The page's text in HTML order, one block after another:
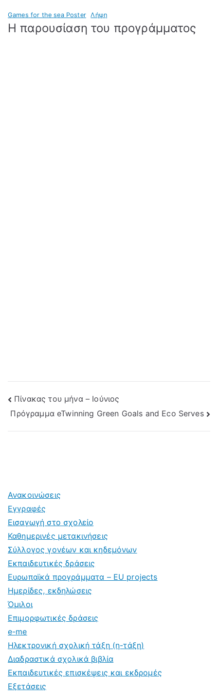
Games for the sea Poster Λήψη
Η παρουσίαση του προγράμματος
Post
navigation
Πίνακας του μήνα – Ιούνιος
Πρόγραμμα eTwinning Green Goals and Eco Serves
Ανακοινώσεις
Εγγραφές
Εισαγωγή στο σχολείο
Καθημερινές μετακινήσεις
Σύλλογος γονέων και κηδεμόνων
Εκπαιδευτικές δράσεις
Ευρωπαϊκά προγράμματα – EU projects
Ημερίδες, εκδηλώσεις
Όμιλοι
Επιμορφωτικές δράσεις
e-me
Ηλεκτρονική σχολική τάξη (η-τάξη)
Διαδραστικά σχολικά βιβλία
Εκπαιδευτικές επισκέψεις και εκδρομές
Εξετάσεις